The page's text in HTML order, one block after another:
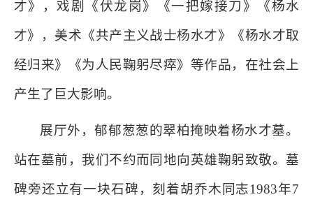
才》，戏剧《伏龙岗》《一把嫁接刀》《杨水
才》，美术《共产主义战士杨水才》《杨水才取
经归来》《为人民鞠躬尽瘁》等作品，在社会上
产生了巨大影响。
展厅外，郁郁葱葱的翠柏掩映着杨水才墓。
站在墓前，我们不约而同地向英雄鞠躬致敬。墓
碑旁还立有一块石碑，刻着胡乔木同志1983年7